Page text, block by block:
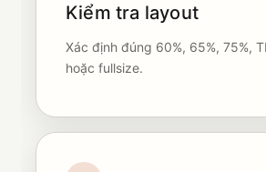
Kiểm tra layout
Xác định đúng 60%, 65%, 75%,
hoặc fullsize.